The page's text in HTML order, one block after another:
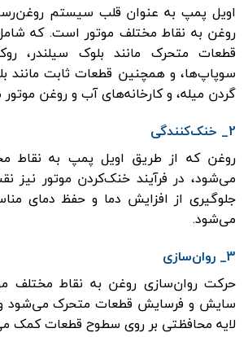
اویل پمپ به عنوان قلب سیستم
روغن به نقاط مختلف موتور است. که
قطعات متحرک مانند بلوک سیلندر،
سوپاپ‌ها، و همچنین قطعات ثابت مانند
گردن میله، و کارخانه‌های آب و روغن
2_ خنک‌کنندگی
روغن که از طریق اویل پمپ به نقاط
می‌شود، در فرآیند خنک‌کردن موتور نیز
جلوگیری از افزایش دما و حفظ دمای
می‌شود.
3_ روان‌سازی
حرکت روان‌سازی روغن به نقاط مختلف
سایش و فرسایش قطعات متحرک می‌شود
لایه محافظتی بر روی سطوح قطعات کمک